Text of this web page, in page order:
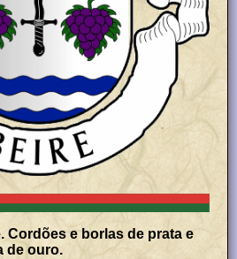
Cordões e borlas de prata e
de ouro.